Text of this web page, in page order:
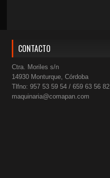
CONTACTO
Ctra. Moriles s/n
14930 Monturque, Córdoba
Tlfno: 957 53 59 54 / 659 63 56 82
maquinaria@comapan.com